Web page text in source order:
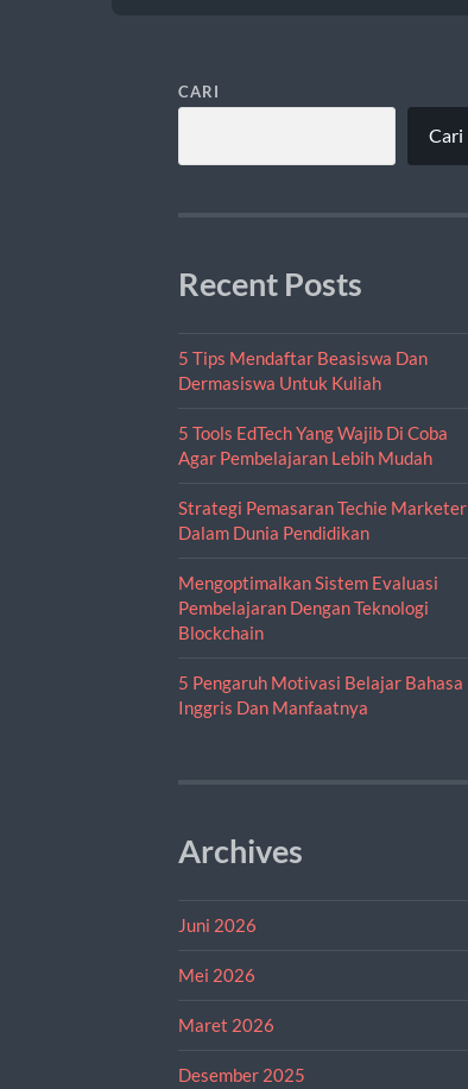
CARI
Cari
Recent Posts
5 Tips Mendaftar Beasiswa Dan
Dermasiswa Untuk Kuliah
5 Tools EdTech Yang Wajib Di Coba
Agar Pembelajaran Lebih Mudah
Strategi Pemasaran Techie Marketer
Dalam Dunia Pendidikan
Mengoptimalkan Sistem Evaluasi
Pembelajaran Dengan Teknologi
Blockchain
5 Pengaruh Motivasi Belajar Bahasa
Inggris Dan Manfaatnya
Archives
Juni 2026
Mei 2026
Maret 2026
Desember 2025